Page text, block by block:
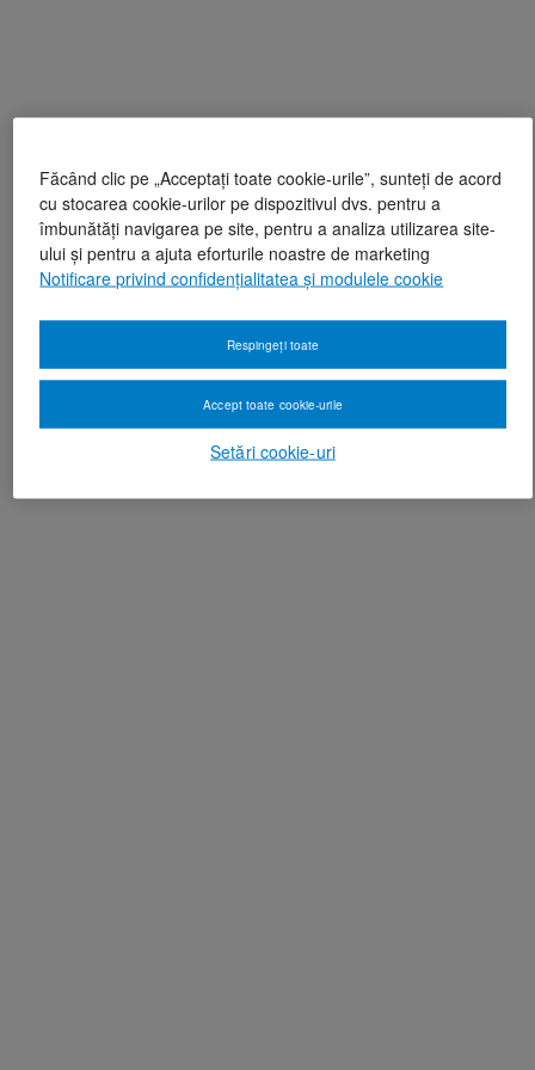
Făcând clic pe „Acceptați toate cookie-urile”, sunteți de acord
cu stocarea cookie-urilor pe dispozitivul dvs. pentru a
îmbunătăți navigarea pe site, pentru a analiza utilizarea site-
ului și pentru a ajuta eforturile noastre de marketing
Notificare privind confidențialitatea și modulele cookie
Setări cookie-uri
Respingeți toate
Accept toate cookie-urile